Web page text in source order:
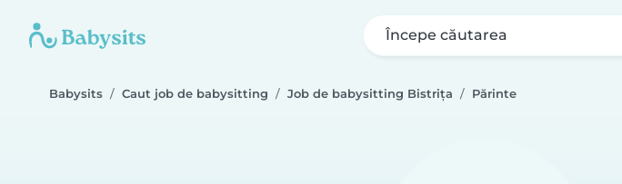
Începe căutarea
Babysits Caut job de babysitting Job de babysitting Bistrița Părinte